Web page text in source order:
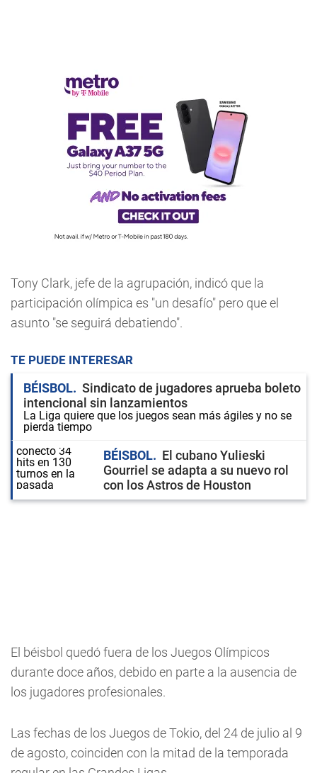
Tony Clark, jefe de la agrupación, indicó que la
participación olímpica es "un desafío" pero que el
asunto "se seguirá debatiendo".
TE PUEDE INTERESAR
BÉISBOL
Sindicato de jugadores aprueba boleto
intencional sin lanzamientos
La Liga quiere que los juegos sean más ágiles y no se
pierda tiempo
BÉISBOL
El cubano Yulieski
Gourriel se adapta a su nuevo rol
con los Astros de Houston
El béisbol quedó fuera de los Juegos Olímpicos
durante doce años, debido en parte a la ausencia de
los jugadores profesionales.
Las fechas de los Juegos de Tokio, del 24 de julio al 9
de agosto, coinciden con la mitad de la temporada